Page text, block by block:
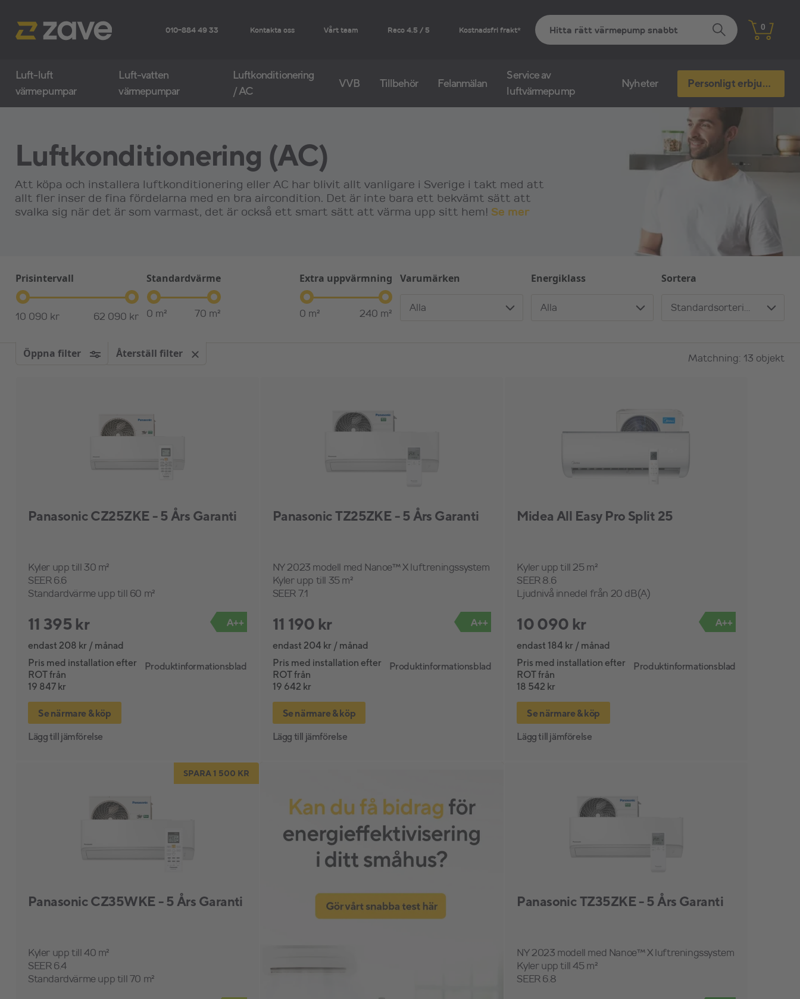
010-884 49 33 Kontakta oss Vårt team Reco 4.5 / 5 Kostnadsfri frakt* 0
Luft-luft
värmepumpar
Luft-vatten
värmepumpar
Luftkonditionering
/ AC
VVB Tillbehör Felanmälan
Service av
luftvärmepump
Nyheter Personligt erbjudande
Luftkonditionering (AC)
Att köpa och installera luftkonditionering eller AC har blivit allt vanligare i Sverige i takt med att
allt fler inser de fina fördelarna med en bra aircondition. Det är inte bara ett bekvämt sätt att
svalka sig när det är som varmast, det är också ett smart sätt att värma upp sitt hem! Se mer
Prisintervall
10 090 kr 62 090 kr
Standardvärme
0 m² 70 m²
Extra uppvärmning
0 m² 240 m²
Varumärken
Alla
Energiklass
Alla
Sortera
Standardsortering
Öppna filter Återställ filter Matchning: 13 objekt
Panasonic CZ25ZKE - 5 Års Garanti
Kyler upp till 30 m²
SEER 6.6
Standardvärme upp till 60 m²
11 395 kr
endast 208 kr / månad
Pris med installation efter
ROT från
19 847 kr
A++
Produktinformationsblad
Se närmare & köp
Lägg till jämförelse
Panasonic TZ25ZKE - 5 Års Garanti
NY 2023 modell med Nanoe™ X luftreningssystem
Kyler upp till 35 m²
SEER 7.1
11 190 kr
endast 204 kr / månad
Pris med installation efter
ROT från
19 642 kr
A++
Produktinformationsblad
Se närmare & köp
Lägg till jämförelse
Midea All Easy Pro Split 25
Kyler upp till 25 m²
SEER 8.6
Ljudnivå innedel från 20 dB(A)
10 090 kr
endast 184 kr / månad
Pris med installation efter
ROT från
18 542 kr
A++
Produktinformationsblad
Se närmare & köp
Lägg till jämförelse
SPARA 1 500 KR
Panasonic CZ35WKE - 5 Års Garanti
Kyler upp till 40 m²
SEER 6.4
Standardvärme upp till 70 m²
Panasonic TZ35ZKE - 5 Års Garanti
NY 2023 modell med Nanoe™ X luftreningssystem
Kyler upp till 45 m²
SEER 6.8